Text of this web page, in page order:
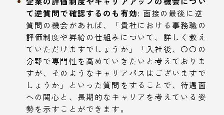
て逆質問で確認するのも有効: 面接の最後に逆
質問の機会があれば、「貴社における事務職の
評価制度や昇給の仕組みについて、詳しく教え
ていただけますでしょうか」「入社後、〇〇の
分野で専門性を高めていきたいと考えておりま
すが、そのようなキャリアパスはございますで
しょうか」といった質問をすることで、待遇面
への関心と、長期的なキャリアを考えている姿
勢を示すことができます。